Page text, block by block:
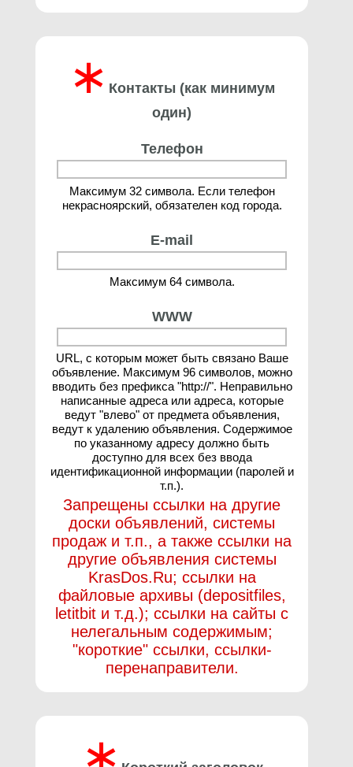
∗ Контакты (как минимум
один)
Телефон
Максимум 32 символа. Если телефон
некрасноярский, обязателен код города.
E-mail
Максимум 64 символа.
WWW
URL, с которым может быть связано Ваше
объявление. Максимум 96 символов, можно
вводить без префикса "http://". Неправильно
написанные адреса или адреса, которые
ведут "влево" от предмета объявления,
ведут к удалению объявления. Содержимое
по указанному адресу должно быть
доступно для всех без ввода
идентификационной информации (паролей и
т.п.).
Запрещены ссылки на другие
доски объявлений, системы
продаж и т.п., а также ссылки на
другие объявления системы
KrasDos.Ru; ссылки на
файловые архивы (depositfiles,
letitbit и т.д.); ссылки на сайты с
нелегальным содержимым;
"короткие" ссылки, ссылки-
перенаправители.
∗